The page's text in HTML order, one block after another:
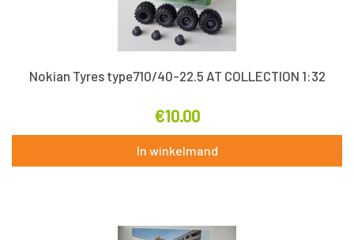
Nokian Tyres type710/40-22.5 AT COLLECTION 1:32
€10.00
In winkelmand